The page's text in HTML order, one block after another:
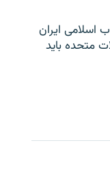
اسلامی ایران
متحده باید